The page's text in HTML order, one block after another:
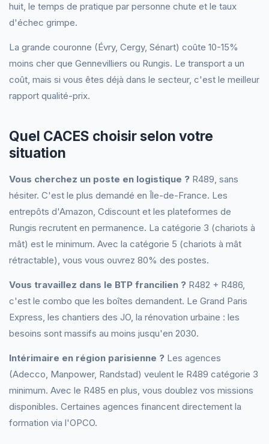
huit, le temps de pratique par personne chute et le taux
d'échec grimpe.
La grande couronne (Évry, Cergy, Sénart) coûte 10-15%
moins cher que Gennevilliers ou Rungis. Le transport a un
coût, mais si vous êtes déjà dans le secteur, c'est le meilleur
rapport qualité-prix.
Quel CACES choisir selon votre
situation
Vous cherchez un poste en logistique ? R489, sans
hésiter. C'est le plus demandé en Île-de-France. Les
entrepôts d'Amazon, Cdiscount et les plateformes de
Rungis recrutent en permanence. La catégorie 3 (chariots à
mât) est le minimum. Avec la catégorie 5 (chariots à mât
rétractable), vous vous ouvrez 80% des postes.
Vous travaillez dans le BTP francilien ? R482 + R486,
c'est le combo que les boîtes demandent. Le Grand Paris
Express, les chantiers des JO, la rénovation urbaine : les
besoins sont massifs au moins jusqu'en 2030.
Intérimaire en région parisienne ? Les agences
(Adecco, Manpower, Randstad) veulent le R489 catégorie 3
minimum. Avec le R485 en plus, vous doublez vos missions
disponibles. Certaines agences financent directement la
formation via l'OPCO.